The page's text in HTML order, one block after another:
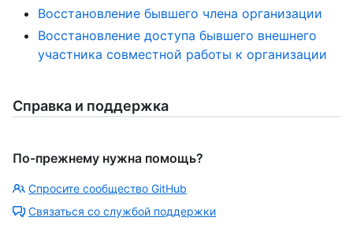
Восстановление бывшего члена организации
Восстановление доступа бывшего внешнего
участника совместной работы к организации
Справка и поддержка
По-прежнему нужна помощь?
Спросите сообщество GitHub
Связаться со службой поддержки